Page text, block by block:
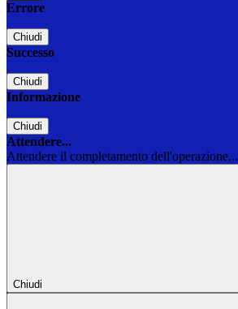
Errore
Chiudi
Successo
Chiudi
Informazione
Chiudi
Attendere...
Attendere il completamento dell'operazione...
Chiudi